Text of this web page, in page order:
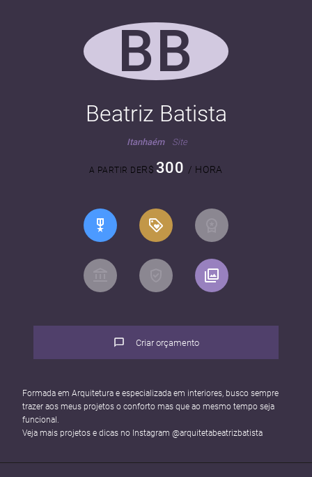
BB
Beatriz Batista
Itanhaém Site
A PARTIR DER$ 300 / HORA
Criar orçamento
Formada em Arquitetura e especializada em interiores, busco sempre
trazer aos meus projetos o conforto mas que ao mesmo tempo seja
funcional.
Veja mais projetos e dicas no Instagram @arquitetabeatrizbatista